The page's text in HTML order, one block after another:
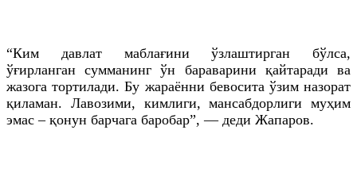
“Ким давлат маблағини ўзлаштирган бўлса,
ўғирланган сумманинг ўн бараварини қайтаради ва
жазога тортилади. Бу жараённи бевосита ўзим назорат
қиламан. Лавозими, кимлиги, мансабдорлиги муҳим
эмас – қонун барчага баробар”, — деди Жапаров.